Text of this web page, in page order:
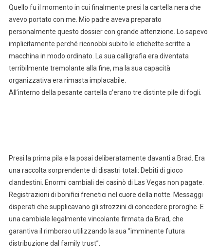
Quello fu il momento in cui finalmente presi la cartella nera che
avevo portato con me. Mio padre aveva preparato
personalmente questo dossier con grande attenzione. Lo sapevo
implicitamente perché riconobbi subito le etichette scritte a
macchina in modo ordinato. La sua calligrafia era diventata
terribilmente tremolante alla fine, ma la sua capacità
organizzativa era rimasta implacabile.
All’interno della pesante cartella c’erano tre distinte pile di fogli.
Presi la prima pila e la posai deliberatamente davanti a Brad. Era
una raccolta sorprendente di disastri totali: Debiti di gioco
clandestini. Enormi cambiali dei casinò di Las Vegas non pagate.
Registrazioni di bonifici frenetici nel cuore della notte. Messaggi
disperati che supplicavano gli strozzini di concedere proroghe. E
una cambiale legalmente vincolante firmata da Brad, che
garantiva il rimborso utilizzando la sua “imminente futura
distribuzione dal family trust”.